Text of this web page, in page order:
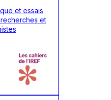
et essais
recherches et